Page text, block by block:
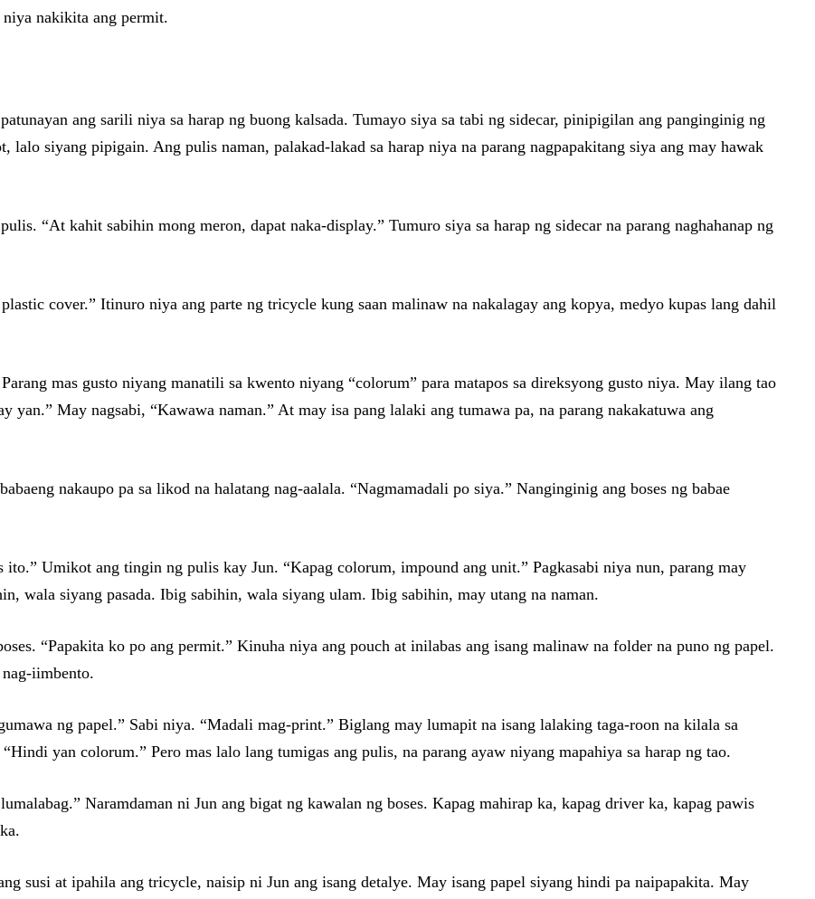
nakikita ang permit.
ang sarili niya sa harap ng buong kalsada. Tumayo siya sa tabi ng sidecar, pinipigilan ang panginginig ng
lalo siyang pipigain. Ang pulis naman, palakad-lakad sa harap niya na parang nagpapakitang siya ang may hawak
“At kahit sabihin mong meron, dapat naka-display.” Tumuro siya sa harap ng sidecar na parang naghahanap ng
cover.” Itinuro niya ang parte ng tricycle kung saan malinaw na nakalagay ang kopya, medyo kupas lang dahil
mas gusto niyang manatili sa kwento niyang “colorum” para matapos sa direksyong gusto niya. May ilang tao
yan.” May nagsabi, “Kawawa naman.” At may isa pang lalaki ang tumawa pa, na parang nakakatuwa ang
nakaupo pa sa likod na halatang nag-aalala. “Nagmamadali po siya.” Nanginginig ang boses ng babae
ito.” Umikot ang tingin ng pulis kay Jun. “Kapag colorum, impound ang unit.” Pagkasabi niya nun, parang may
wala siyang pasada. Ibig sabihin, wala siyang ulam. Ibig sabihin, may utang na naman.
“Papakita ko po ang permit.” Kinuha niya ang pouch at inilabas ang isang malinaw na folder na puno ng papel.
iimbento.
ng papel.” Sabi niya. “Madali mag-print.” Biglang may lumapit na isang lalaking taga-roon na kilala sa
yan colorum.” Pero mas lalo lang tumigas ang pulis, na parang ayaw niyang mapahiya sa harap ng tao.
Naramdaman ni Jun ang bigat ng kawalan ng boses. Kapag mahirap ka, kapag driver ka, kapag pawis
susi at ipahila ang tricycle, naisip ni Jun ang isang detalye. May isang papel siyang hindi pa naipapakita. May